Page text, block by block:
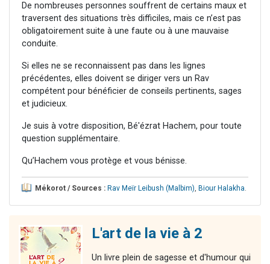
De nombreuses personnes souffrent de certains maux et
traversent des situations très difficiles, mais ce n’est pas
obligatoirement suite à une faute ou à une mauvaise
conduite.
Si elles ne se reconnaissent pas dans les lignes
précédentes, elles doivent se diriger vers un Rav
compétent pour bénéficier de conseils pertinents, sages
et judicieux.
Je suis à votre disposition, Bé'ézrat Hachem, pour toute
question supplémentaire.
Qu’Hachem vous protège et vous bénisse.
Mékorot / Sources : Rav Meïr Leibush (Malbim), Biour Halakha.
L'art de la vie à 2
Un livre plein de sagesse et d'humour qui